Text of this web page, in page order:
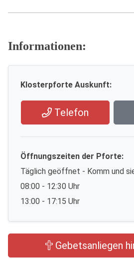
Informationen:
Klosterpforte Auskunft:
Telefon
Öffnungszeiten der Pforte:
Täglich geöffnet - Komm und
08:00 - 12:30 Uhr
13:00 - 17:15 Uhr
Gebetsanliegen